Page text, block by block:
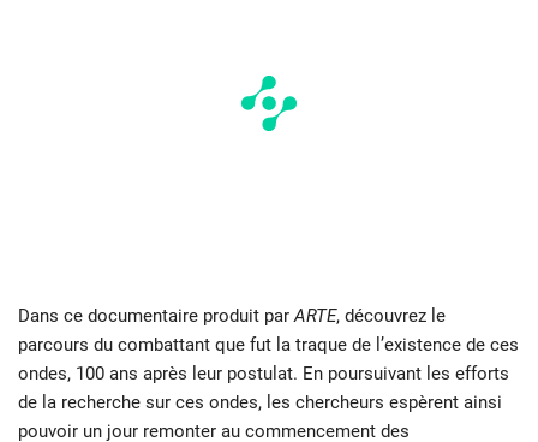
Dans ce documentaire produit parARTE, découvrez le
parcours du combattant que fut la traque de l’existence de ces
ondes, 100 ans après leur postulat. En poursuivant les efforts
de la recherche sur ces ondes, les chercheurs espèrent ainsi
pouvoir un jour remonter au commencement des